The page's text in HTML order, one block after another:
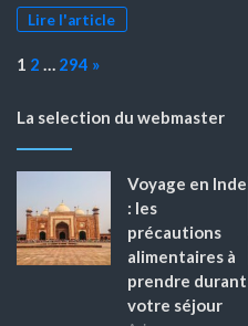
Lire l'article
Page:
1 2 … 294 Next
»
La selection du webmaster
Voyage en Inde
: les
précautions
alimentaires à
prendre durant
votre séjour